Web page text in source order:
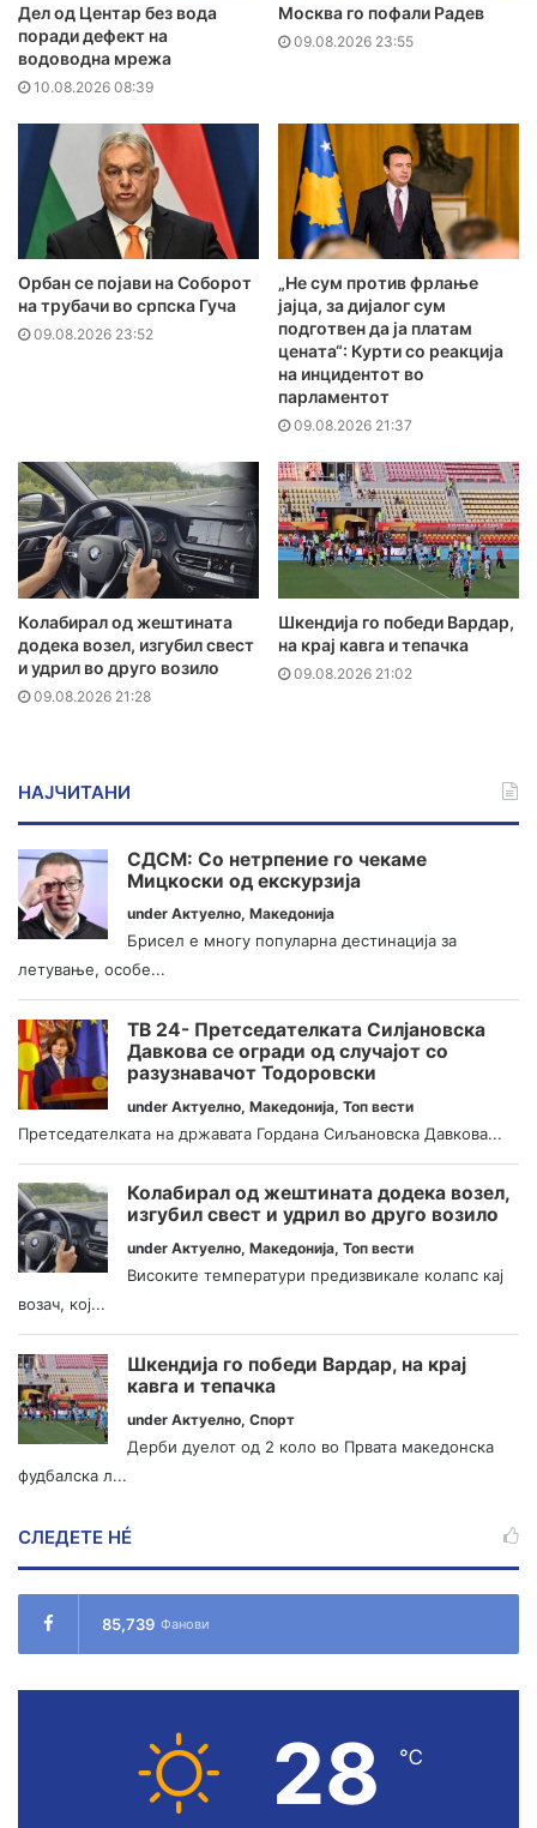
Дел од Центар без вода
поради дефект на
водоводна мрежа
10.08.2026 08:39
Москва го пофали Радев
09.08.2026 23:55
Орбан се појави на Соборот
на трубачи во српска Гуча
09.08.2026 23:52
„Не сум против фрлање
јајца, за дијалог сум
подготвен да ја платам
цената“: Курти со реакција
на инцидентот во
парламентот
09.08.2026 21:37
Колабирал од жештината
додека возел, изгубил свест
и удрил во друго возило
09.08.2026 21:28
Шкендија го победи Вардар,
на крај кавга и тепачка
09.08.2026 21:02
НАЈЧИТАНИ
СДСМ: Со нетрпение го чекаме
Мицкоски од екскурзија
under Актуелно, Македонија
Брисел е многу популарна дестинација за
летување, особе...
ТВ 24- Претседателката Силјановска
Давкова се огради од случајот со
разузнавачот Тодоровски
under Актуелно, Македонија, Топ вести
Претседателката на државата Гордана Сиљановска Давкова...
Колабирал од жештината додека возел,
изгубил свест и удрил во друго возило
under Актуелно, Македонија, Топ вести
Високите температури предизвикале колапс кај
возач, кој...
Шкендија го победи Вардар, на крај
кавга и тепачка
under Актуелно, Спорт
Дерби дуелот од 2 коло во Првата македонска
фудбалска л...
СЛЕДЕТЕ НÉ
85,739 Фанови
28 ℃